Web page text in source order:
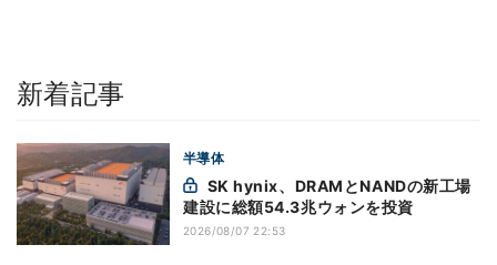
新着記事
半導体
建設に総額54.3兆ウォンを投資
2026/08/07 22:53